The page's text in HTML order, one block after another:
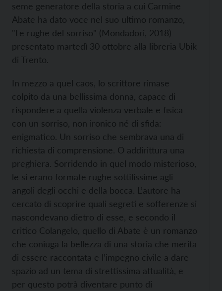
seme generatore della storia a cui Carmine
Abate ha dato voce nel suo ultimo romanzo,
"Le rughe del sorriso" (Mondadori, 2018)
presentato martedì 30 ottobre alla libreria Ubik
di Trento.
In mezzo a quel caos, lo scrittore rimase
colpito da una bellissima donna, capace di
rispondere a quella violenza verbale e fisica
con un sorriso, non ironico né di sfida:
enigmatico. Un sorriso che sembrava una di
richiesta di comprensione. O addirittura una
preghiera. Sorridendo in quel modo misterioso,
le si erano formate rughe sottilissime agli
angoli degli occhi e della bocca. L’autore ha
cercato di scoprire quali segreti e sofferenze si
nascondevano dietro di esse, e secondo il
critico Colangelo, quello di Abate è un romanzo
che coniuga la bellezza di una storia che merita
di essere raccontata e l’impegno civile a dare
spazio ad un tema di strettissima attualità, e
per questo potrà diventare punto di